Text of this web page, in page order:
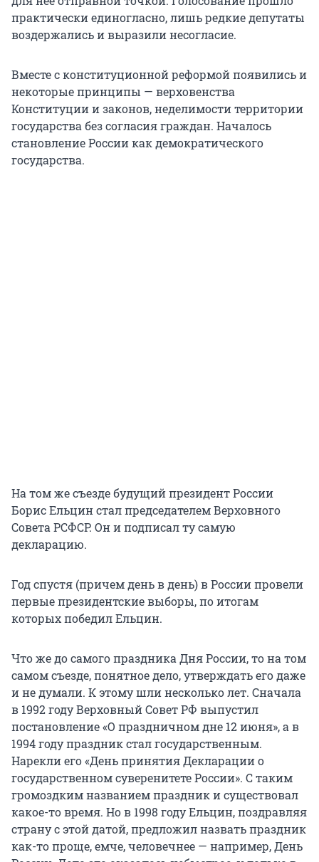
практически единогласно, лишь редкие депутаты
воздержались и выразили несогласие.
Вместе с конституционной реформой появились и
некоторые принципы — верховенства
Конституции и законов, неделимости территории
государства без согласия граждан. Началось
становление России как демократического
государства.
На том же съезде будущий президент России
Борис Ельцин стал председателем Верховного
Совета РСФСР. Он и подписал ту самую
декларацию.
Год спустя (причем день в день) в России провели
первые президентские выборы, по итогам
которых победил Ельцин.
Что же до самого праздника Дня России, то на том
самом съезде, понятное дело, утверждать его даже
и не думали. К этому шли несколько лет. Сначала
в 1992 году Верховный Совет РФ выпустил
постановление «О праздничном дне 12 июня», а в
1994 году праздник стал государственным.
Нарекли его «День принятия Декларации о
государственном суверенитете России». С таким
громоздким названием праздник и существовал
какое-то время. Но в 1998 году Ельцин, поздравляя
страну с этой датой, предложил назвать праздник
как-то проще, емче, человечнее — например, День